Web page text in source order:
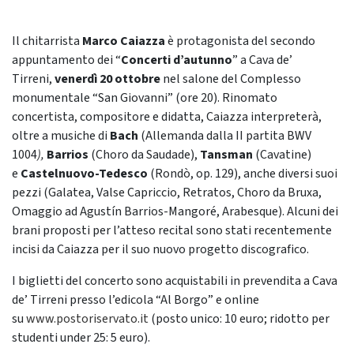
Il chitarrista Marco Caiazzaè protagonista del secondo
appuntamento dei “Concerti d’autunno” a Cava de’
Tirreni,venerdì 20 ottobrenel salone del Complesso
monumentale “San Giovanni” (ore 20). Rinomato
concertista, compositore e didatta, Caiazza interpreterà,
oltre a musiche di Bach (Allemanda dalla II partita BWV
1004), Barrios (Choro da Saudade), Tansman (Cavatine)
e Castelnuovo-Tedesco (Rondò, op. 129), anche diversi suoi
pezzi (Galatea, Valse Capriccio, Retratos, Choro da Bruxa,
Omaggio ad Agustín Barrios-Mangoré, Arabesque). Alcuni dei
brani proposti per l’atteso recital sono stati recentemente
incisi da Caiazza per il suo nuovo progetto discografico.
I biglietti del concerto sono acquistabili in prevendita a Cava
de’ Tirreni presso l’edicola “Al Borgo” e online
suwww.postoriservato.it (posto unico: 10 euro; ridotto per
studenti under 25: 5 euro).